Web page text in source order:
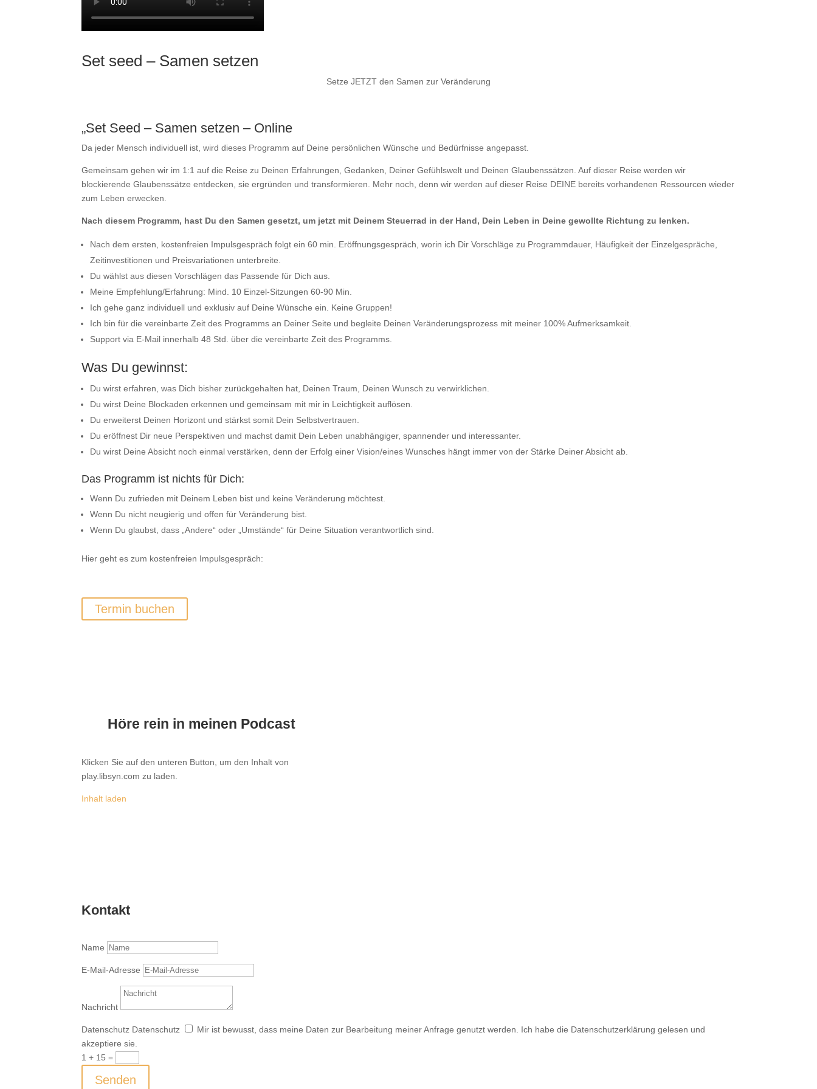
Set seed – Samen setzen
Setze JETZT den Samen zur Veränderung
„Set Seed – Samen setzen – Online
Da jeder Mensch individuell ist, wird dieses Programm auf Deine persönlichen Wünsche und Bedürfnisse angepasst.
Gemeinsam gehen wir im 1:1 auf die Reise zu Deinen Erfahrungen, Gedanken, Deiner Gefühlswelt und Deinen Glaubenssätzen. Auf dieser Reise werden wir
blockierende Glaubenssätze entdecken, sie ergründen und transformieren. Mehr noch, denn wir werden auf dieser Reise DEINE bereits vorhandenen Ressourcen wieder
zum Leben erwecken.
Nach diesem Programm, hast Du den Samen gesetzt, um jetzt mit Deinem Steuerrad in der Hand, Dein Leben in Deine gewollte Richtung zu lenken.
Nach dem ersten, kostenfreien Impulsgespräch folgt ein 60 min. Eröffnungsgespräch, worin ich Dir Vorschläge zu Programmdauer, Häufigkeit der Einzelgespräche,
Zeitinvestitionen und Preisvariationen unterbreite.
Du wählst aus diesen Vorschlägen das Passende für Dich aus.
Meine Empfehlung/Erfahrung: Mind. 10 Einzel-Sitzungen 60-90 Min.
Ich gehe ganz individuell und exklusiv auf Deine Wünsche ein. Keine Gruppen!
Ich bin für die vereinbarte Zeit des Programms an Deiner Seite und begleite Deinen Veränderungsprozess mit meiner 100% Aufmerksamkeit.
Support via E-Mail innerhalb 48 Std. über die vereinbarte Zeit des Programms.
Was Du gewinnst:
Du wirst erfahren, was Dich bisher zurückgehalten hat, Deinen Traum, Deinen Wunsch zu verwirklichen.
Du wirst Deine Blockaden erkennen und gemeinsam mit mir in Leichtigkeit auflösen.
Du erweiterst Deinen Horizont und stärkst somit Dein Selbstvertrauen.
Du eröffnest Dir neue Perspektiven und machst damit Dein Leben unabhängiger, spannender und interessanter.
Du wirst Deine Absicht noch einmal verstärken, denn der Erfolg einer Vision/eines Wunsches hängt immer von der Stärke Deiner Absicht ab.
Das Programm ist nichts für Dich:
Wenn Du zufrieden mit Deinem Leben bist und keine Veränderung möchtest.
Wenn Du nicht neugierig und offen für Veränderung bist.
Wenn Du glaubst, dass „Andere“ oder „Umstände“ für Deine Situation verantwortlich sind.
Hier geht es zum kostenfreien Impulsgespräch:
Termin buchen
Höre rein in meinen Podcast
Klicken Sie auf den unteren Button, um den Inhalt von
play.libsyn.com zu laden.
Inhalt laden
Kontakt
Name
E-Mail-Adresse
Nachricht
Datenschutz Datenschutz
Mir ist bewusst, dass meine Daten zur Bearbeitung meiner Anfrage genutzt werden. Ich habe die Datenschutzerklärung gelesen und
akzeptiere sie.
1 + 15 =
Senden